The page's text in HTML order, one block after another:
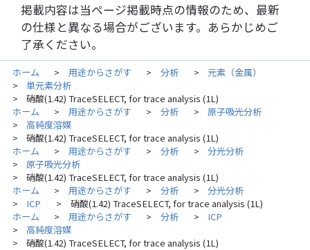
掲載内容は当ページ掲載時点の情報のため、最新
の仕様と異なる場合がございます。あらかじめご
了承ください。
ホーム > 用途からさがす > 分析 > 元素（金属）
> 単元素分析
>
硝酸(1.42) TraceSELECT, for trace analysis (1L)
ホーム
> 用途からさがす > 分析 > 原子吸光分析
> 高純度溶媒
>
硝酸(1.42) TraceSELECT, for trace analysis (1L)
ホーム
> 用途からさがす > 分析 > 分光分析
> 原子吸光分析
>
硝酸(1.42) TraceSELECT, for trace analysis (1L)
ホーム
> 用途からさがす > 分析 > 分光分析
> ICP >
硝酸(1.42) TraceSELECT, for trace analysis (1L)
ホーム
> 用途からさがす > 分析 > ICP
> 高純度溶媒
> 硝酸(1.42) TraceSELECT, for trace analysis (1L)